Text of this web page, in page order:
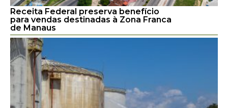
Receita Federal preserva benefício
para vendas destinadas à Zona Franca
de Manaus